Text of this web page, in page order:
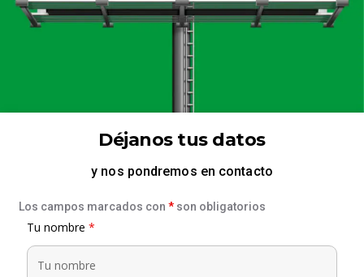
Déjanos tus datos
y nos pondremos en contacto
Los campos marcados con *son obligatorios
Tu nombre *